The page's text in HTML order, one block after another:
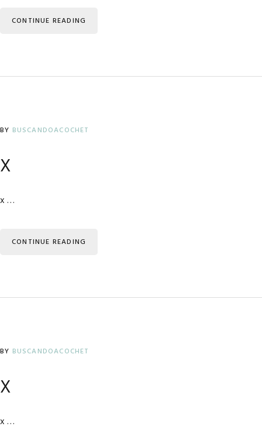
CONTINUE READING
BY BUSCANDOACOCHET
x
x …
CONTINUE READING
BY BUSCANDOACOCHET
x
x …